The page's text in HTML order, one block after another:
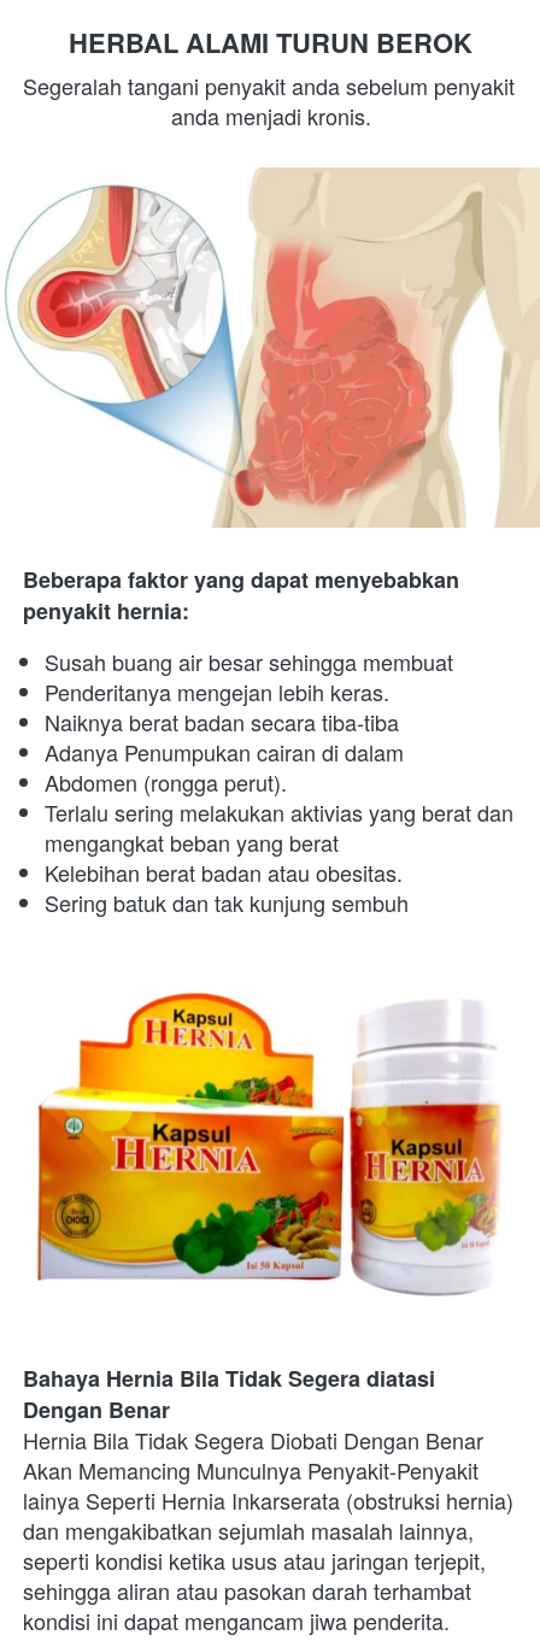
HERBAL ALAMI TURUN BEROK
Segeralah tangani penyakit anda sebelum penyakit
anda menjadi kronis.
Beberapa faktor yang dapat menyebabkan
penyakit hernia:
Susah buang air besar sehingga membuat
Penderitanya mengejan lebih keras.
Naiknya berat badan secara tiba-tiba
Adanya Penumpukan cairan di dalam
Abdomen (rongga perut).
Terlalu sering melakukan aktivias yang berat dan
mengangkat beban yang berat
Kelebihan berat badan atau obesitas.
Sering batuk dan tak kunjung sembuh
Bahaya Hernia Bila Tidak Segera diatasi
Dengan Benar
Hernia Bila Tidak Segera Diobati Dengan Benar
Akan Memancing Munculnya Penyakit-Penyakit
lainya Seperti Hernia Inkarserata (obstruksi hernia)
dan mengakibatkan sejumlah masalah lainnya,
seperti kondisi ketika usus atau jaringan terjepit,
sehingga aliran atau pasokan darah terhambat
kondisi ini dapat mengancam jiwa penderita.